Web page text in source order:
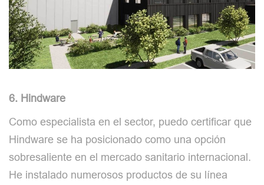
6. Hindware
Como especialista en el sector, puedo certificar que
Hindware se ha posicionado como una opción
sobresaliente en el mercado sanitario internacional.
He instalado numerosos productos de su línea